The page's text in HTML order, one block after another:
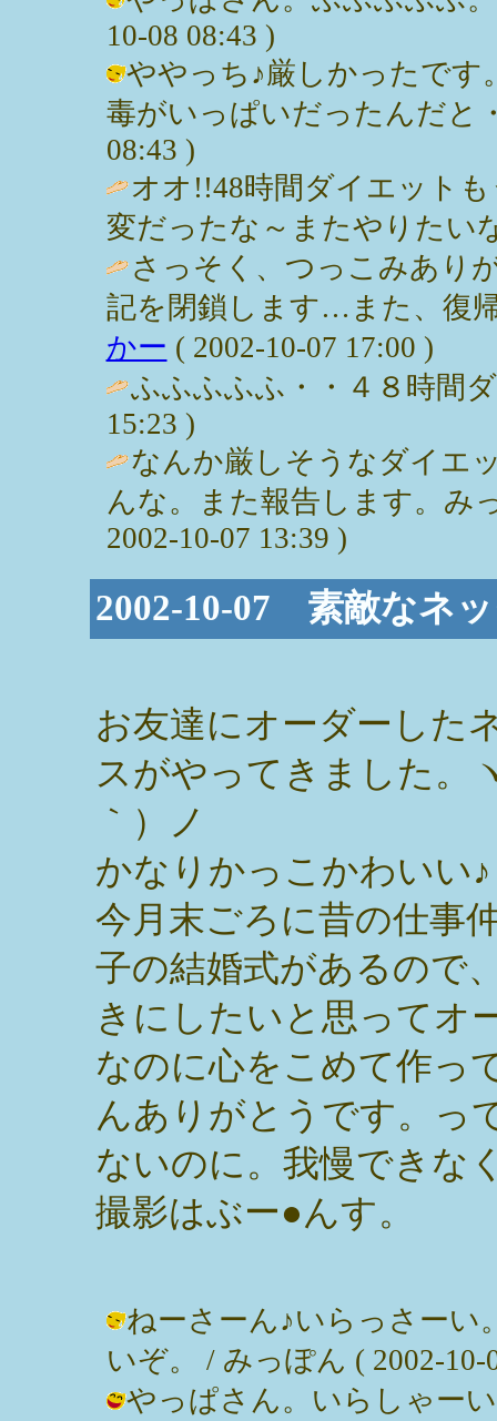
10-08 08:43 )
ややっち♪厳しかったです
毒がいっぱいだったんだと
08:43 )
オオ!!48時間ダイエット
変だったな～またやりたい
さっそく、つっこみあ
記を閉鎖します…また、復
かー ( 2002-10-07 17:00 )
ふふふふふ・・４８時間
15:23 )
なんか厳しそうなダイエ
んな。また報告します。み
2002-10-07 13:39 )
2002-10-07 素敵なネ
お友達にオーダーした
スがやってきました。
｀）ノ
かなりかっこかわいい♪
今月末ごろに昔の仕事
子の結婚式があるので
きにしたいと思ってオ
なのに心をこめて作っ
んありがとうです。っ
ないのに。我慢できな
撮影はぶー●んす。
ねーさーん♪いらっさーい
いぞ。 / みっぽん ( 2002-10-
やっぱさん。いらしゃー